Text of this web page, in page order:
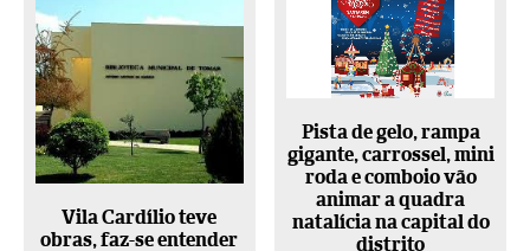
Vila Cardílio teve
obras, faz-se entender
Pista de gelo, rampa
gigante, carrossel, mini
roda e comboio vão
animar a quadra
natalícia na capital do
distrito